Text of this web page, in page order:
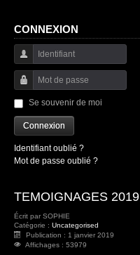
CONNEXION
Identifiant
Mot de passe
Se souvenir de moi
Connexion
Identifiant oublié ?
Mot de passe oublié ?
TEMOIGNAGES 2019
Écrit par SOPHIE
Catégorie : Uncategorised
Publication : 1 janvier 2019
Affichages : 53979